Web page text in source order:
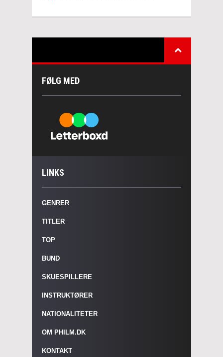
FØLG MED
LINKS
GENRER
TITLER
TOP
BUND
SKUESPILLERE
INSTRUKTØRER
NATIONALITETER
OM PHILM.DK
KONTAKT